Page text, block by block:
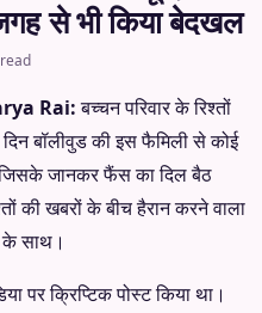
से भी किया बेदखल
Rai:बच्चन परिवार के रिश्तों
बॉलीवुड की इस फैमिली से कोई
जिसके जानकर फैंस का दिल बैठ
की खबरों के बीच हैरान करने वाला
के साथ।
पर क्रिप्टिक पोस्ट किया था।